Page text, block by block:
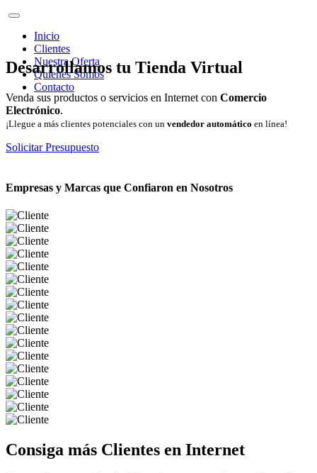
Inicio
Clientes
Nuestra Oferta
Quienes Somos
Contacto
Desarrollamos tu Tienda Virtual
Venda sus productos o servicios en Internet con Comercio
Electrónico.
¡Llegue a más clientes potenciales con un vendedor automático en línea!
Solicitar Presupuesto
Empresas y Marcas que Confiaron en Nosotros
Consiga más Clientes en Internet